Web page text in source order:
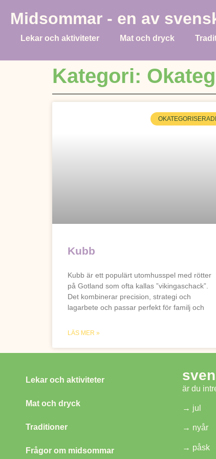
Midsommar - en av
Lekar och aktiviteter Mat och dryck
Kategori:
Kubb
Kubb är ett populärt utomhusspel med rötter
på Gotland som ofta kallas ”vikingaschack”.
Det kombinerar precision, strategi och
lagarbete och passar perfekt för familj och
LÄS MER »
Lekar och aktiviteter
Mat och dryck
Traditioner
Frågor om midsommar
är du
→ jul
→ nyår
→ påsk